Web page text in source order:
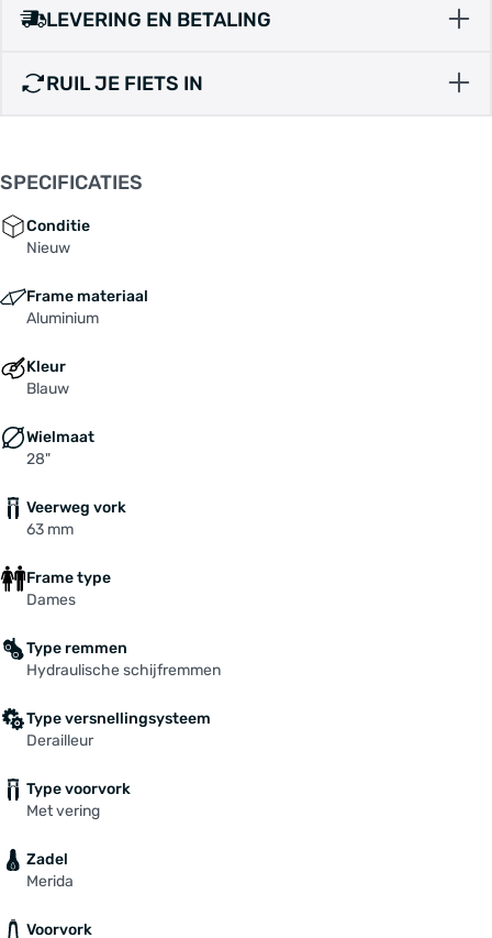
LEVERING EN BETALING
RUIL JE FIETS IN
SPECIFICATIES
Conditie
Nieuw
Frame materiaal
Aluminium
Kleur
Blauw
Wielmaat
28"
Veerweg vork
63 mm
Frame type
Dames
Type remmen
Hydraulische schijfremmen
Type versnellingsysteem
Derailleur
Type voorvork
Met vering
Zadel
Merida
Voorvork